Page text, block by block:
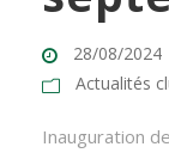
28/08/2024
Actualités
Inauguration